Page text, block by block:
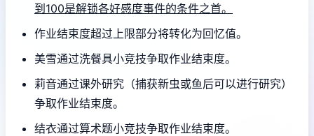
到100是解锁各好感度事件的条件之首。
作业结束度超过上限部分将转化为回忆值。
美雪通过洗餐具小竞技争取作业结束度。
莉音通过课外研究（捕获新虫或鱼后可以进行研究）
争取作业结束度。
结衣通过算术题小竞技争取作业结束度。